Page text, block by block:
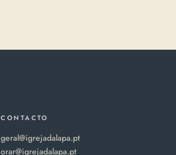
CONTACTO
geral@igrejadalapa.pt
orar@igrejadalapa.pt